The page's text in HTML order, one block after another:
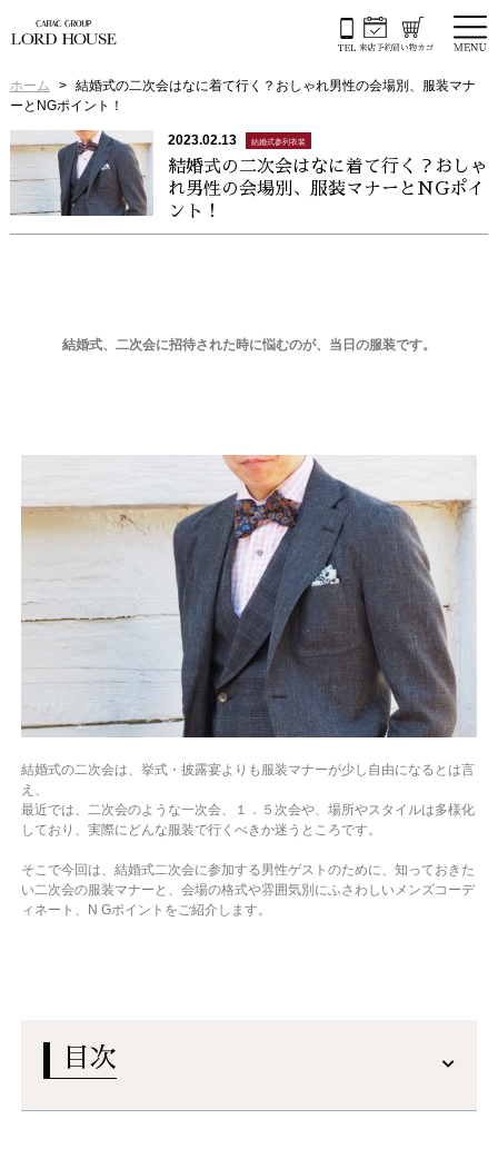
ホーム
結婚式の二次会はなに着て行く？おしゃれ男性の会場別、服装マナ
ーとNGポイント！
2023.02.13 結婚式参列衣装
結婚式の二次会はなに着て行く？おしゃ
れ男性の会場別、服装マナーとNGポイ
ント！
結婚式、二次会に招待された時に悩むのが、当日の服装です。
結婚式の二次会は、挙式・披露宴よりも服装マナーが少し自由になるとは言
え、
最近では、二次会のような一次会、１．５次会や、場所やスタイルは多様化
しており、実際にどんな服装で行くべきか迷うところです。
そこで今回は、結婚式二次会に参加する男性ゲストのために、知っておきた
い二次会の服装マナーと、会場の格式や雰囲気別にふさわしいメンズコーデ
ィネート、N Gポイントをご紹介します。
目次